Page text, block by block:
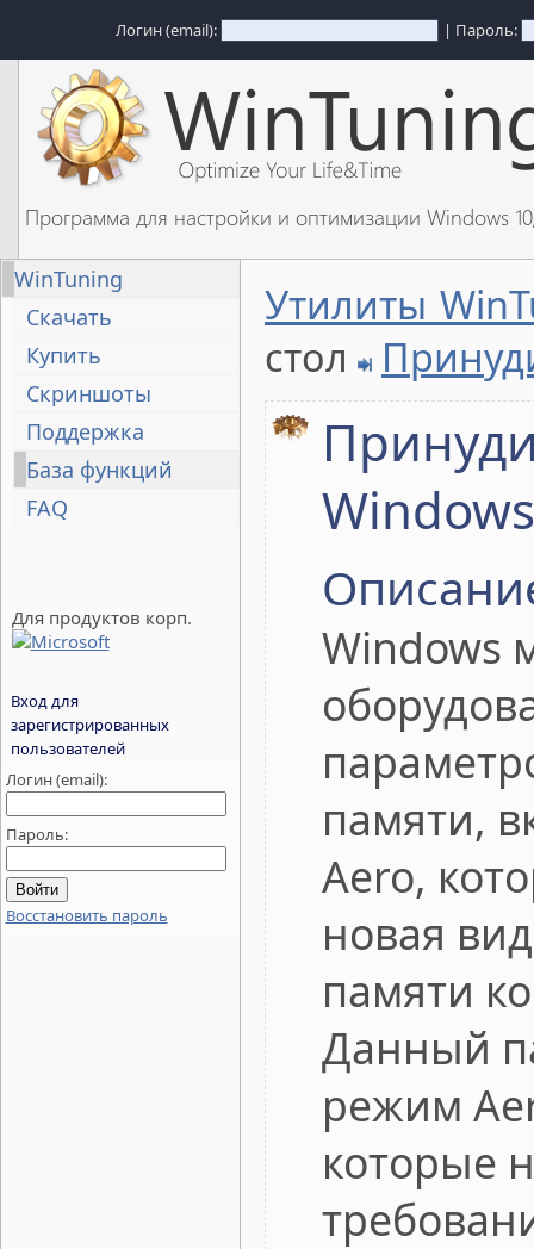
Логин (email): | Пароль:
Программа для настройки и оптимизации Windows
WinTuning
Скачать
Купить
Скриншоты
Поддержка
База функций
FAQ
Для продуктов корп.
Вход для
зарегистрированных
пользователей
Логин (email):
Пароль:
Восстановить пароль
Утилиты
стол
Windows
памяти,
Aero,
новая
памяти
Данный
режим
которые